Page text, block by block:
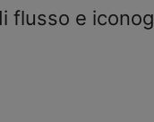
flusso e